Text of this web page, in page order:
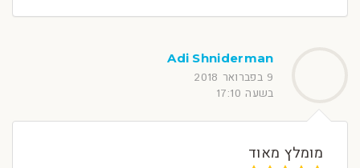
Adi Shniderman
9 בפברואר 2018
בשעה 17:10
מומלץ מאוד